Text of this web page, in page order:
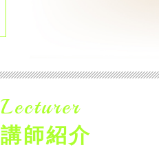
Lecturer
講師紹介